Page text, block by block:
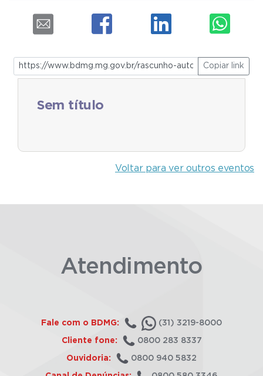
Copiar link
Sem título
Voltar para ver outros eventos
Atendimento
Fale com o BDMG: (31) 3219-8000
Cliente fone: 0800 283 8337
Ouvidoria: 0800 940 5832